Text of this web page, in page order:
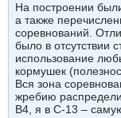
На построении
а также
соревнований.
было в отсутствии
использование
кормушек
Вся зона
жребию
В4, я в С-13 –